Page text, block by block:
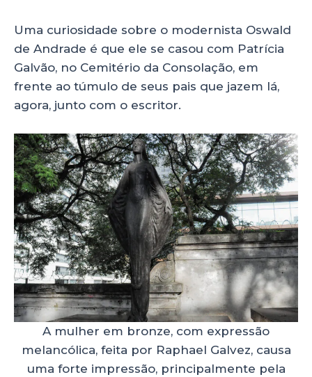
Uma curiosidade sobre o modernista Oswald
de Andrade é que ele se casou com Patrícia
Galvão, no Cemitério da Consolação, em
frente ao túmulo de seus pais que jazem lá,
agora, junto com o escritor.
A mulher em bronze, com expressão
melancólica, feita por Raphael Galvez, causa
uma forte impressão, principalmente pela